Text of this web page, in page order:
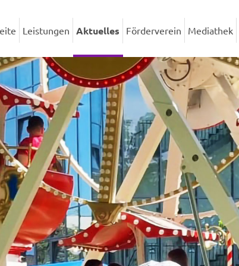
Leistungen Aktuelles Förderverein Mediathek